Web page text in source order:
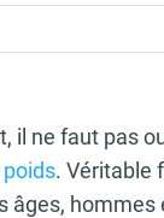
il ne faut pas
. Véritable
âges,